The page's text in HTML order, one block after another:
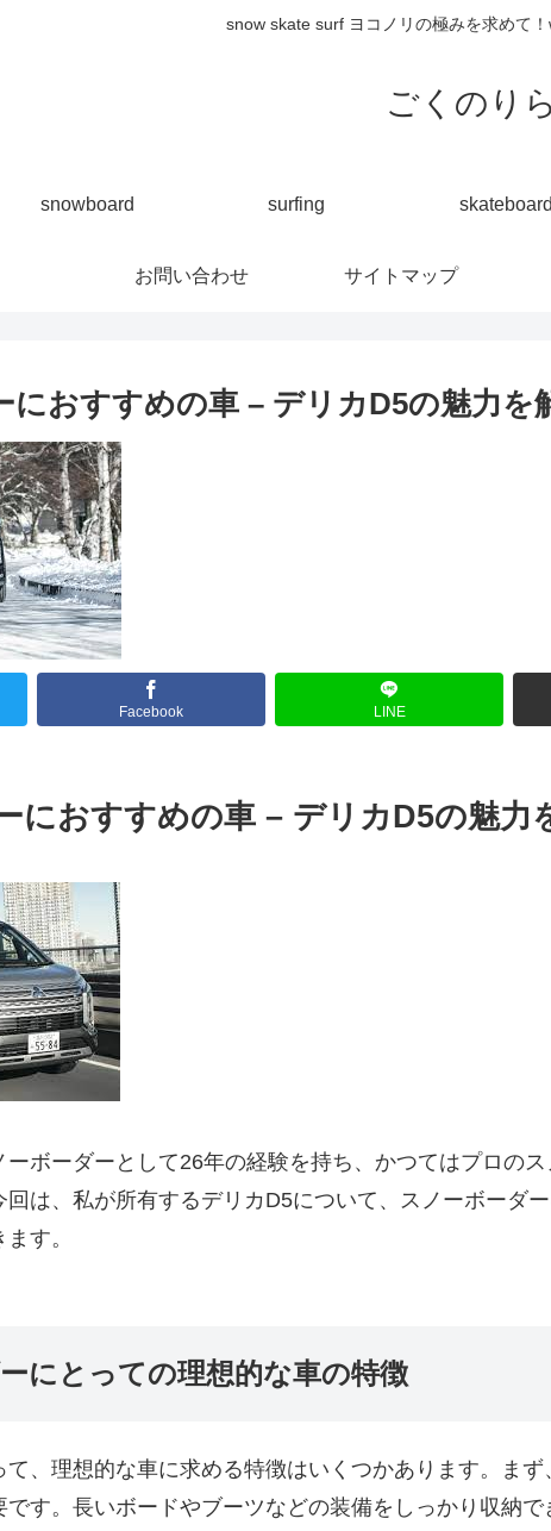
snow skate surf ヨコノリの極みを求めて
ごくのり
snowboard surfing skateboard
お問い合わせ サイトマップ
におすすめの車 – デリカD5の魅力を
Facebook LINE
におすすめの車 – デリカD5の魅力
ーボーダーとして26年の経験を持ち、かつてはプロの
は、私が所有するデリカD5について、スノーボーダ
す。
にとっての理想的な車の特徴
て、理想的な車に求める特徴はいくつかあります。ま
す。長いボードやブーツなどの装備をしっかり収納